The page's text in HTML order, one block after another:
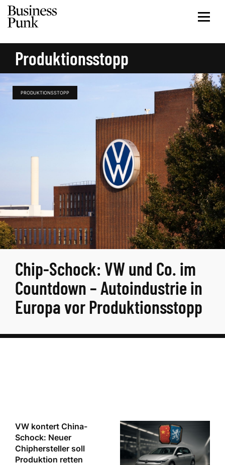
Produktionsstopp
PRODUKTIONSSTOPP
Chip-Schock: VW und Co. im
Countdown – Autoindustrie in
Europa vor Produktionsstopp
VW kontert China-
Schock: Neuer
Chiphersteller soll
Produktion retten